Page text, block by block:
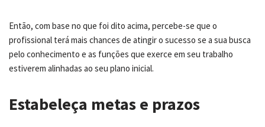
Então, com base no que foi dito acima, percebe-se que o
profissional terá mais chances de atingir o sucesso se a sua busca
pelo conhecimento e as funções que exerce em seu trabalho
estiverem alinhadas ao seu plano inicial.
Estabeleça metas e prazos